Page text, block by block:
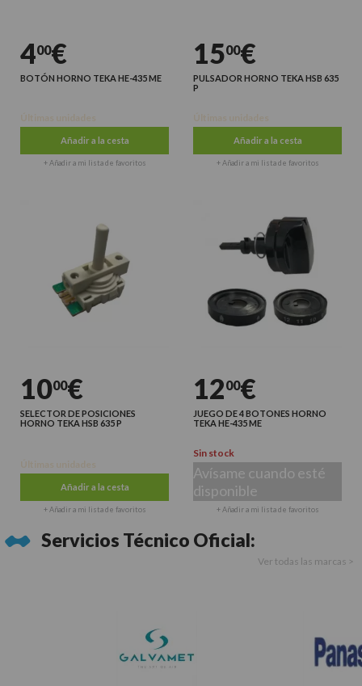
400€
BOTÓN HORNO TEKA HE-435 ME
Añadir a la cesta
+ Añadir a mi lista de favoritos
1500€
PULSADOR HORNO TEKA HSB 635
P
Añadir a la cesta
+ Añadir a mi lista de favoritos
1000€
SELECTOR DE POSICIONES
HORNO TEKA HSB 635 P
Añadir a la cesta
+ Añadir a mi lista de favoritos
1200€
JUEGO DE 4 BOTONES HORNO
TEKA HE-435 ME
Sin stock
Avísame cuando esté
disponible
+ Añadir a mi lista de favoritos
Servicios Técnico Oficial:
Ver todas las marcas >